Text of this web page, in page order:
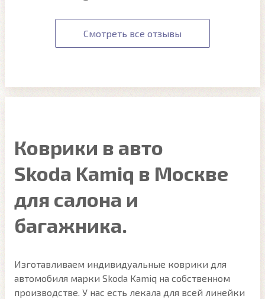
Смотреть все отзывы
Коврики в авто
Skoda Kamiq в Москве
для салона и
багажника.
Изготавливаем индивидуальные коврики для
автомобиля марки Skoda Kamiq на собственном
производстве. У нас есть лекала для всей линейки